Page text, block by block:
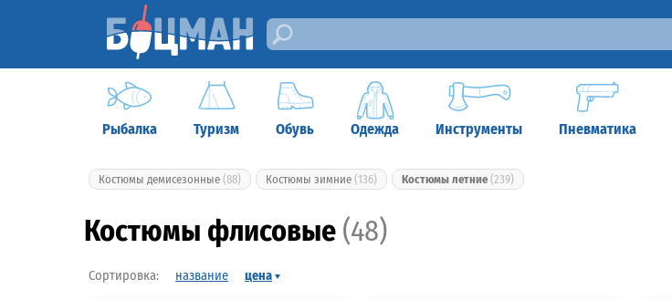
Рыбалка Туризм Обувь Одежда Инструменты Пневматика
Костюмы демисезонные (88) Костюмы зимние (136) Костюмы летние (239)
Костюмы флисовые (48)
название цена